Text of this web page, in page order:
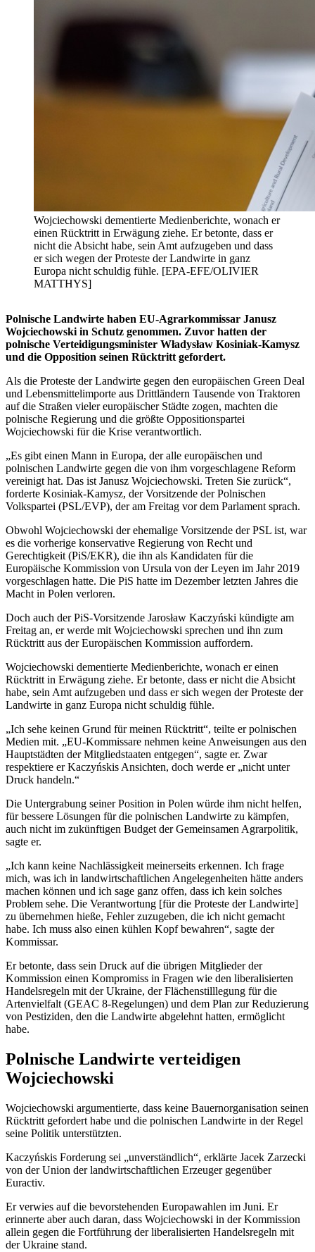
Wojciechowski dementierte Medienberichte, wonach er
einen Rücktritt in Erwägung ziehe. Er betonte, dass er
nicht die Absicht habe, sein Amt aufzugeben und dass
er sich wegen der Proteste der Landwirte in ganz
Europa nicht schuldig fühle. [EPA-EFE/OLIVIER
MATTHYS]
Polnische Landwirte haben EU-Agrarkommissar Janusz
Wojciechowski in Schutz genommen. Zuvor hatten der
polnische Verteidigungsminister Władysław Kosiniak-Kamysz
und die Opposition seinen Rücktritt gefordert.
Als die Proteste der Landwirte gegen den europäischen Green Deal
und Lebensmittelimporte aus Drittländern Tausende von Traktoren
auf die Straßen vieler europäischer Städte zogen, machten die
polnische Regierung und die größte Oppositionspartei
Wojciechowski für die Krise verantwortlich.
„Es gibt einen Mann in Europa, der alle europäischen und
polnischen Landwirte gegen die von ihm vorgeschlagene Reform
vereinigt hat. Das ist Janusz Wojciechowski. Treten Sie zurück“,
forderte Kosiniak-Kamysz, der Vorsitzende der Polnischen
Volkspartei (PSL/EVP), der am Freitag vor dem Parlament sprach.
Obwohl Wojciechowski der ehemalige Vorsitzende der PSL ist, war
es die vorherige konservative Regierung von Recht und
Gerechtigkeit (PiS/EKR), die ihn als Kandidaten für die
Europäische Kommission von Ursula von der Leyen im Jahr 2019
vorgeschlagen hatte. Die PiS hatte im Dezember letzten Jahres die
Macht in Polen verloren.
Doch auch der PiS-Vorsitzende Jarosław Kaczyński kündigte am
Freitag an, er werde mit Wojciechowski sprechen und ihn zum
Rücktritt aus der Europäischen Kommission auffordern.
Wojciechowski dementierte Medienberichte, wonach er einen
Rücktritt in Erwägung ziehe. Er betonte, dass er nicht die Absicht
habe, sein Amt aufzugeben und dass er sich wegen der Proteste der
Landwirte in ganz Europa nicht schuldig fühle.
„Ich sehe keinen Grund für meinen Rücktritt“, teilte er polnischen
Medien mit. „EU-Kommissare nehmen keine Anweisungen aus den
Hauptstädten der Mitgliedstaaten entgegen“, sagte er. Zwar
respektiere er Kaczyńskis Ansichten, doch werde er „nicht unter
Druck handeln.“
Die Untergrabung seiner Position in Polen würde ihm nicht helfen,
für bessere Lösungen für die polnischen Landwirte zu kämpfen,
auch nicht im zukünftigen Budget der Gemeinsamen Agrarpolitik,
sagte er.
„Ich kann keine Nachlässigkeit meinerseits erkennen. Ich frage
mich, was ich in landwirtschaftlichen Angelegenheiten hätte anders
machen können und ich sage ganz offen, dass ich kein solches
Problem sehe. Die Verantwortung [für die Proteste der Landwirte]
zu übernehmen hieße, Fehler zuzugeben, die ich nicht gemacht
habe. Ich muss also einen kühlen Kopf bewahren“, sagte der
Kommissar.
Er betonte, dass sein Druck auf die übrigen Mitglieder der
Kommission einen Kompromiss in Fragen wie den liberalisierten
Handelsregeln mit der Ukraine, der Flächenstilllegung für die
Artenvielfalt (GEAC 8-Regelungen) und dem Plan zur Reduzierung
von Pestiziden, den die Landwirte abgelehnt hatten, ermöglicht
habe.
Polnische Landwirte verteidigen
Wojciechowski
Wojciechowski argumentierte, dass keine Bauernorganisation seinen
Rücktritt gefordert habe und die polnischen Landwirte in der Regel
seine Politik unterstützten.
Kaczyńskis Forderung sei „unverständlich“, erklärte Jacek Zarzecki
von der Union der landwirtschaftlichen Erzeuger gegenüber
Euractiv.
Er verwies auf die bevorstehenden Europawahlen im Juni. Er
erinnerte aber auch daran, dass Wojciechowski in der Kommission
allein gegen die Fortführung der liberalisierten Handelsregeln mit
der Ukraine stand.